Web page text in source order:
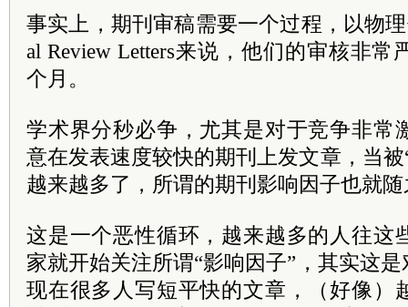
事实上，期刊审稿需要一个过程，以物
al Review Letters来说，他们的审核非
个月。
学术界分秒必争，尤其是对于竞争非常
意在发表速度较快的期刊上发文章，当
越来越多了，所谓的期刊影响因子也就
这是一个恶性循环，越来越多的人往这
家就开始关注所谓“影响因子”，其实这
现在很多人写短平快的文章，（好像）